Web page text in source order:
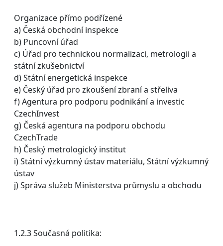
Organizace přímo podřízené
a) Česká obchodní inspekce
b) Puncovní úřad
c) Úřad pro technickou normalizaci, metrologii a
státní zkušebnictví
d) Státní energetická inspekce
e) Český úřad pro zkoušení zbraní a střeliva
f) Agentura pro podporu podnikání a investic
CzechInvest
g) Česká agentura na podporu obchodu
CzechTrade
h) Český metrologický institut
i) Státní výzkumný ústav materiálu, Státní výzkumný
ústav
j) Správa služeb Ministerstva průmyslu a obchodu
1.2.3 Současná politika: